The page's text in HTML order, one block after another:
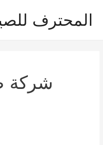
المحترف
شركة